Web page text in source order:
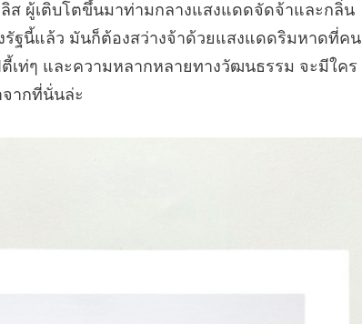
ลิส ผู้เติบโตขึ้นมาท่ามกลางแสงแดดจัดจ้าและกลิ่น
รัฐนี้แล้ว มันก็ต้องสว่างจ้าด้วยแสงแดดริมหาดที่คน
เท่ๆ และความหลากหลายทางวัฒนธรรม จะมีใคร
ากที่นั่นล่ะ